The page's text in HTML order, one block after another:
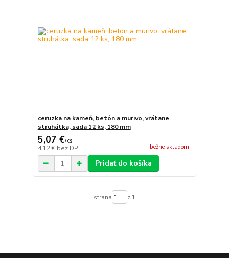
ceruzka na kameň, betón a murivo, vrátane
struhátka, sada 12 ks, 180 mm
5,07 €/ks
4,12 € bez DPH bežne skladom
Pridať do košíka
strana z 1